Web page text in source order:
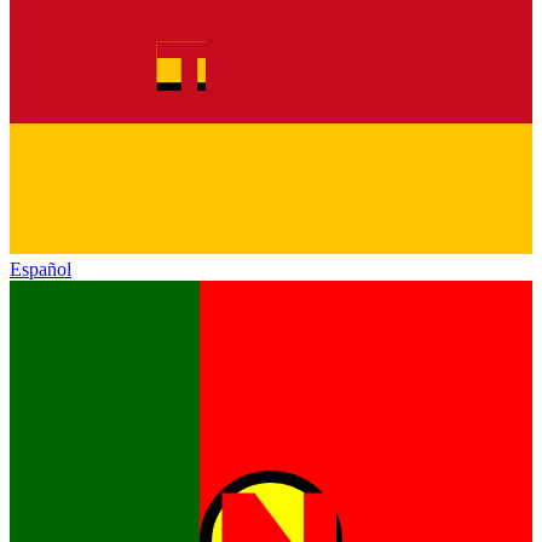
Español